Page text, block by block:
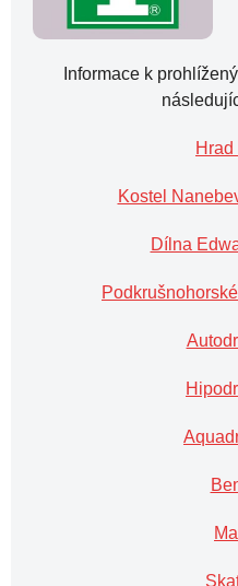
Informace k
Kostel
Dílna